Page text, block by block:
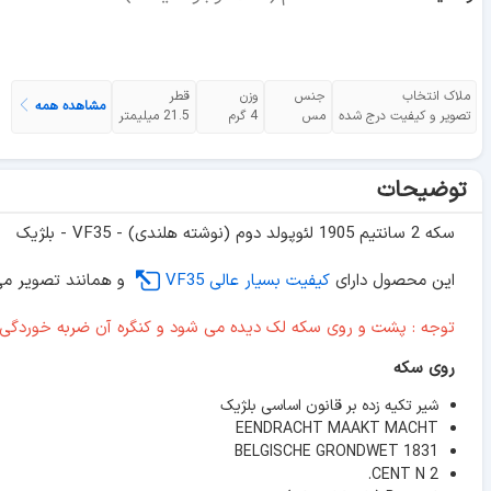
ملاک انتخاب
تصویر و کیفیت درج شده
جنس
مس
وزن
4 گرم
قطر
21.5 میلیمتر
مشاهده همه
توضیحات
سکه 2 سانتیم 1905 لئوپولد دوم (نوشته هلندی) - VF35 - بلژیک
این محصول دارای کیفیت بسیار عالی VF35
و همانند تصویر
توجه : پشت و روی سکه لک دیده می شود و کنگره آن ضربه خوردگی
روی سکه
شیر تکیه زده بر قانون اساسی بلژیک
EENDRACHT MAAKT MACHT
BELGISCHE GRONDWET 1831
2 CENT N.